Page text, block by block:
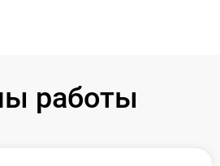
работы